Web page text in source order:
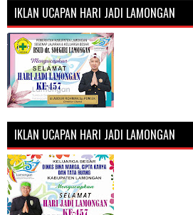
IKLAN UCAPAN HARI JADI LAMONGAN
IKLAN UCAPAN HARI JADI LAMONGAN